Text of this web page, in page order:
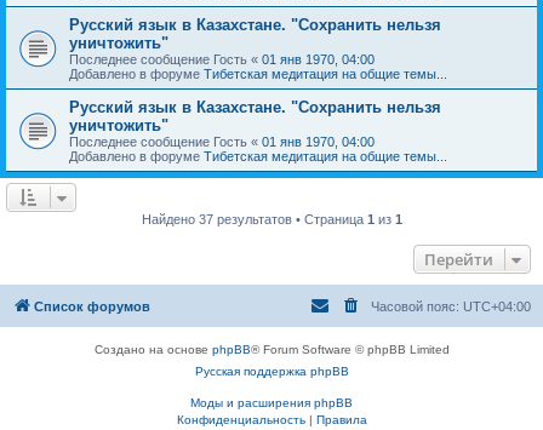
Русский язык в Казахстане. "Сохранить нельзя
уничтожить"
Последнее сообщение Гость « 01 янв 1970, 04:00
Добавлено в форуме Тибетская медитация на общие темы...
Русский язык в Казахстане. "Сохранить нельзя
уничтожить"
Последнее сообщение Гость « 01 янв 1970, 04:00
Добавлено в форуме Тибетская медитация на общие темы...
Найдено 37 результатов • Страница 1 из 1
Перейти
Список форумов Часовой пояс: UTC+04:00
Создано на основе phpBB® Forum Software © phpBB Limited
Русская поддержка phpBB
Моды и расширения phpBB
Конфиденциальность| Правила